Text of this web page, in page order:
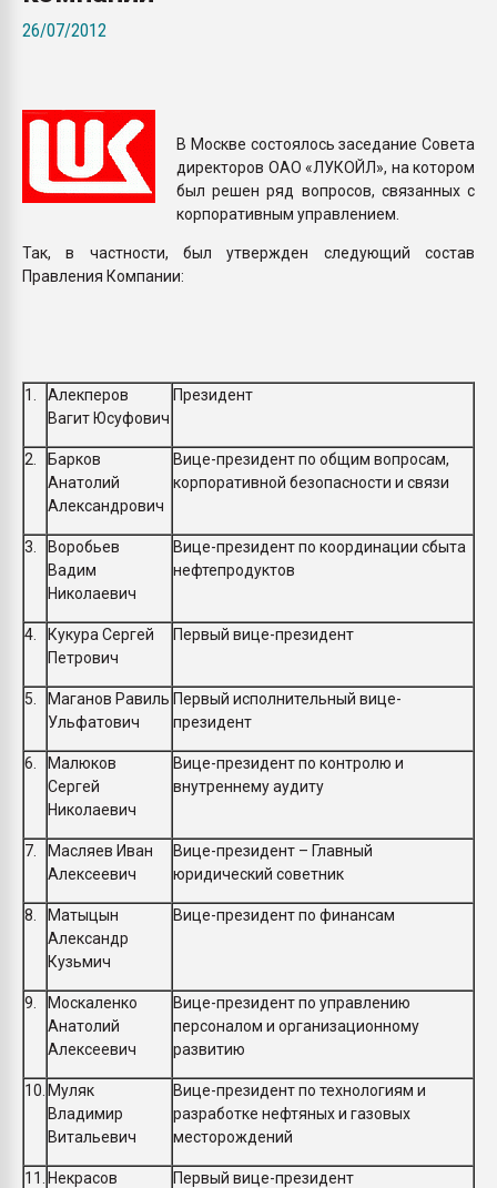
26/07/2012
В Москве состоялось заседание Совета
директоров ОАО «ЛУКОЙЛ», на котором
был решен ряд вопросов, связанных с
корпоративным управлением.
Так, в частности, был утвержден следующий состав
Правления Компании:
1.
Алекперов
Вагит Юсуфович
Президент
2.
Барков
Анатолий
Александрович
Вице-президент по общим вопросам,
корпоративной безопасности и связи
3.
Воробьев
Вадим
Николаевич
Вице-президент по координации сбыта
нефтепродуктов
4.
Кукура Сергей
Петрович
Первый вице-президент
5.
Маганов Равиль
Ульфатович
Первый исполнительный вице-
президент
6.
Малюков
Сергей
Николаевич
Вице-президент по контролю и
внутреннему аудиту
7.
Масляев Иван
Алексеевич
Вице-президент – Главный
юридический советник
8.
Матыцын
Александр
Кузьмич
Вице-президент по финансам
9.
Москаленко
Анатолий
Алексеевич
Вице-президент по управлению
персоналом и организационному
развитию
10. Муляк
Владимир
Витальевич
Вице-президент по технологиям и
разработке нефтяных и газовых
месторождений
11. Некрасов
Первый вице-президент